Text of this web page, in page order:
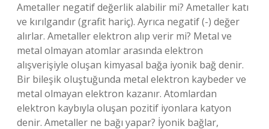
Ametaller negatif değerlik alabilir mi? Ametaller katı
ve kırılgandır (grafit hariç). Ayrıca negatif (-) değer
alırlar. Ametaller elektron alıp verir mi? Metal ve
metal olmayan atomlar arasında elektron
alışverişiyle oluşan kimyasal bağa iyonik bağ denir.
Bir bileşik oluştuğunda metal elektron kaybeder ve
metal olmayan elektron kazanır. Atomlardan
elektron kaybıyla oluşan pozitif iyonlara katyon
denir. Ametaller ne bağı yapar? İyonik bağlar,